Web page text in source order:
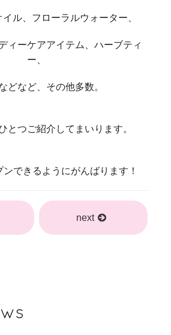
ル、フローラルウォーター、
ィーケアアイテム、ハーブティ
ー、
どなど、その他多数。
とつご紹介してまいります。
できるようにがんばります！
next